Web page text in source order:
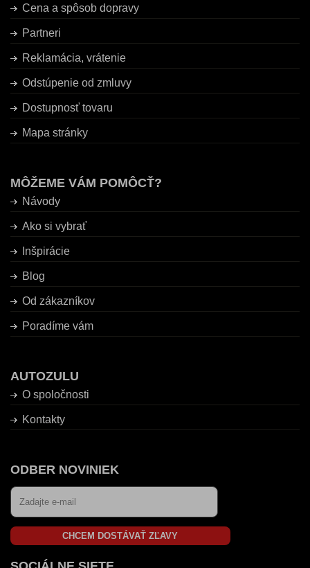
Cena a spôsob dopravy
Partneri
Reklamácia, vrátenie
Odstúpenie od zmluvy
Dostupnosť tovaru
Mapa stránky
MÔŽEME VÁM POMÔCŤ?
Návody
Ako si vybrať
Inšpirácie
Blog
Od zákazníkov
Poradíme vám
AUTOZULU
O spoločnosti
Kontakty
ODBER NOVINIEK
CHCEM DOSTÁVAŤ ZĽAVY